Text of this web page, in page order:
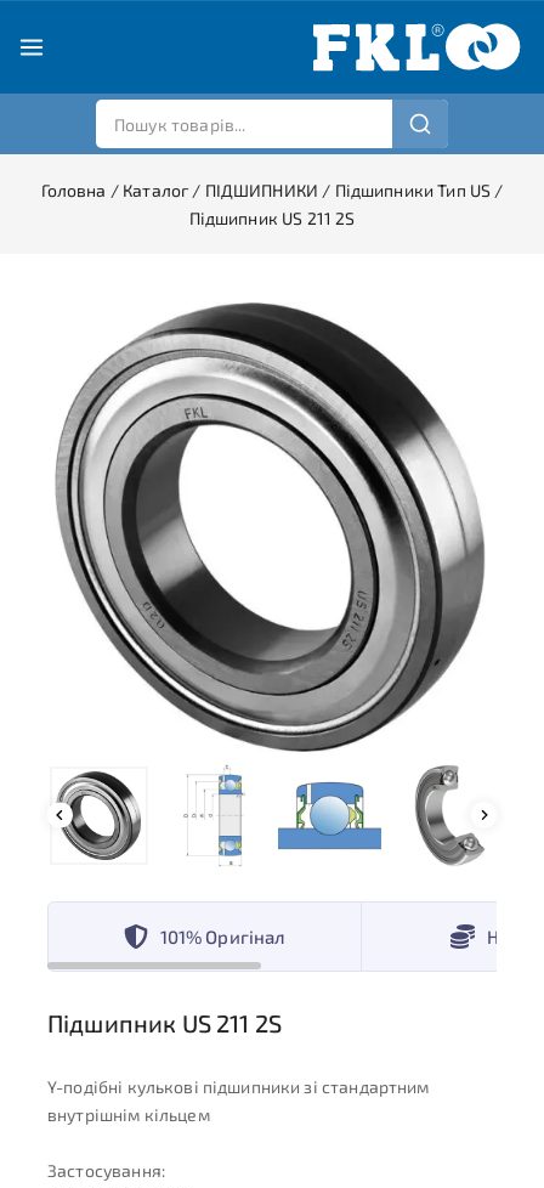
Головна / Каталог / ПІДШИПНИКИ / Підшипники Тип US /
Підшипник US 211 2S
101% Оригінал
Підшипник US 211 2S
Y-подібні кулькові підшипники зі стандартним
внутрішнім кільцем
Застосування: